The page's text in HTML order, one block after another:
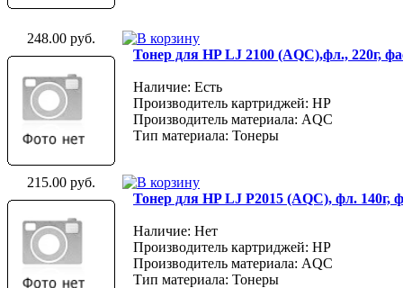
248.00 руб.
Тонер для HP LJ 2100 (AQC),фл., 220г,
Наличие: Есть
Производитель картриджей: HP
Производитель материала: AQC
Тип материала: Тонеры
215.00 руб.
Тонер для HP LJ P2015 (AQC), фл. 140г,
Наличие: Нет
Производитель картриджей: HP
Производитель материала: AQC
Тип материала: Тонеры